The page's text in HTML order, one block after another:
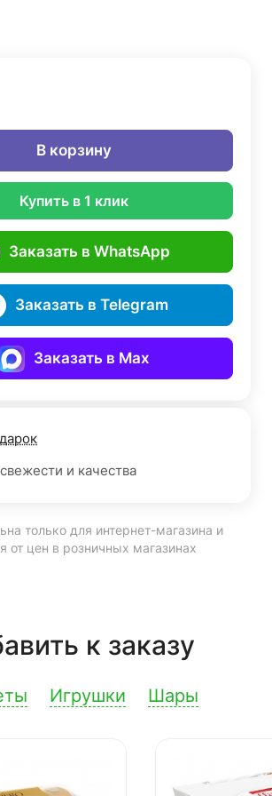
В корзину
Купить в 1 клик
Заказать в WhatsApp
Заказать в Telegram
Заказать в Max
и качества
только для интернет-магазина и
от цен в розничных магазинах
к заказу
Игрушки Шары